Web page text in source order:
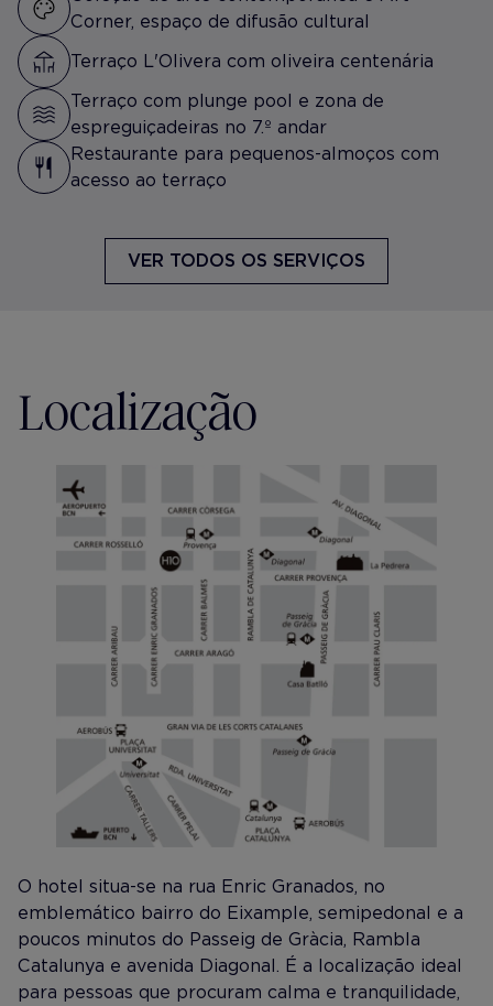
Corner, espaço de difusão cultural
Terraço L'Olivera com oliveira centenária
Terraço com plunge pool e zona de
espreguiçadeiras no 7.º andar
Restaurante para pequenos-almoços com
acesso ao terraço
VER TODOS OS SERVIÇOS
Localização
O hotel situa-se na rua Enric Granados, no
emblemático bairro do Eixample, semipedonal e a
poucos minutos do Passeig de Gràcia, Rambla
Catalunya e avenida Diagonal. É a localização ideal
para pessoas que procuram calma e tranquilidade,